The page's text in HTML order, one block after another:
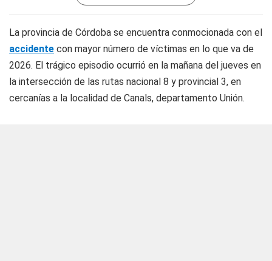
La provincia de Córdoba se encuentra conmocionada con el
accidente con mayor número de víctimas en lo que va de
2026. El trágico episodio ocurrió en la mañana del jueves en
la intersección de las rutas nacional 8 y provincial 3, en
cercanías a la localidad de Canals, departamento Unión.